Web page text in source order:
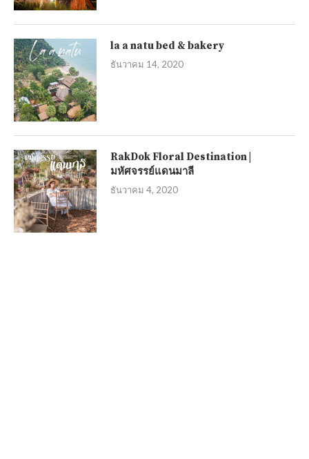
la a natu bed & bakery
ธันวาคม 14, 2020
RakDok Floral Destination |
มหัศจรรย์แดนมาลี
ธันวาคม 4, 2020